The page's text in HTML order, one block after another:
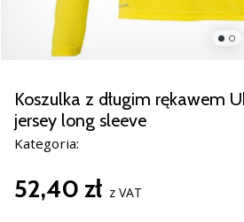
Świąteczne
prezenty
–
Nasze
porady
prezentowe
Ci
wybrać
Koszulka z długim rękawem
jersey long sleeve
Kategoria:
52,40 zł z VAT